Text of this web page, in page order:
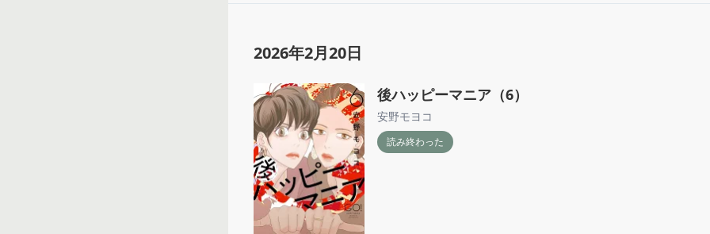
2026年2月20日
後ハッピーマニア（6）
安野モヨコ
読み終わった